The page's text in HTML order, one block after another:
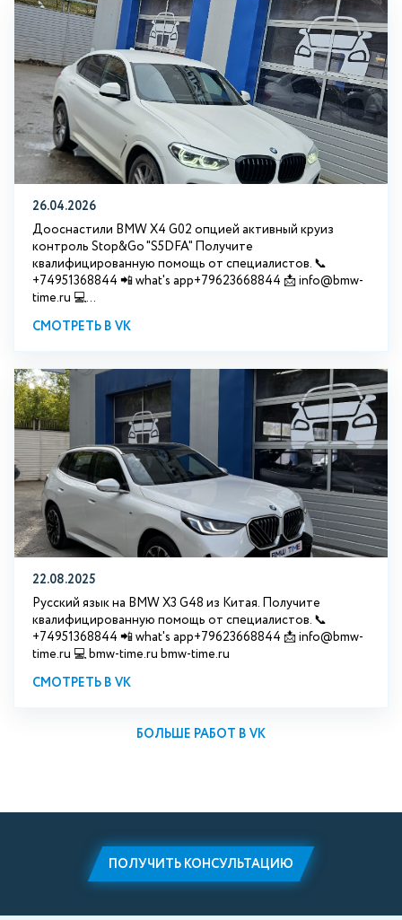
26.04.2026
Дооснастили BMW X4 G02 опцией активный круиз
контроль Stop&Go "S5DFA" Получите
квалифицированную помощь от специалистов. 📞
+74951368844 📲 what's app+79623668844 📩 info@bmw-
time.ru 💻...
СМОТРЕТЬ В VK
22.08.2025
Русский язык на BMW X3 G48 из Китая. Получите
квалифицированную помощь от специалистов. 📞
+74951368844 📲 what's app+79623668844 📩 info@bmw-
time.ru 💻 bmw-time.ru bmw-time.ru
СМОТРЕТЬ В VK
БОЛЬШЕ РАБОТ В VK
ПОЛУЧИТЬ КОНСУЛЬТАЦИЮ